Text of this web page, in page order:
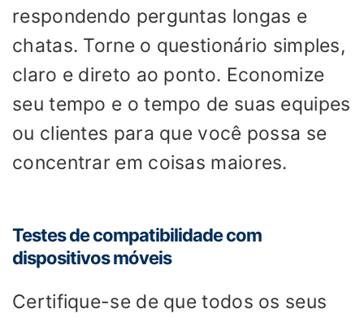
respondendo perguntas longas e
chatas. Torne o questionário simples,
claro e direto ao ponto. Economize
seu tempo e o tempo de suas equipes
ou clientes para que você possa se
concentrar em coisas maiores.
Testes de compatibilidade com
dispositivos móveis
Certifique-se de que todos os seus